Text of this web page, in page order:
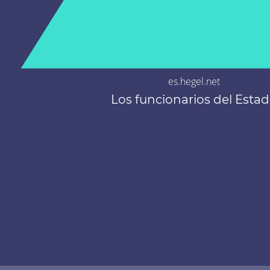
es.hegel.net
Los funcionarios del